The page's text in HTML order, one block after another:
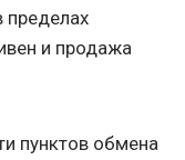
пределах
и продажа
пунктов обмена